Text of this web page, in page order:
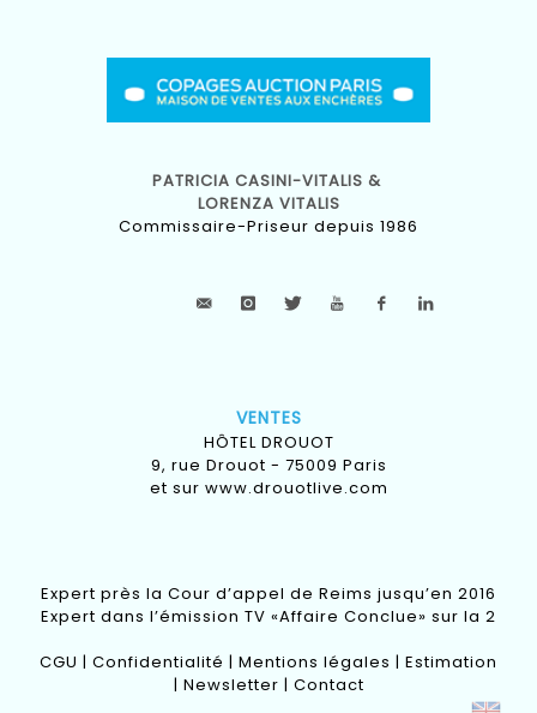
PATRICIA CASINI-VITALIS &
LORENZA VITALIS
Commissaire-Priseur depuis 1986
VENTES
HÔTEL DROUOT
9, rue Drouot - 75009 Paris
et sur www.drouotlive.com
Expert près la Cour d’appel de Reims jusqu’en 2016
Expert dans l’émission TV «Affaire Conclue» sur la 2
CGU | Confidentialité | Mentions légales | Estimation
| Newsletter | Contact